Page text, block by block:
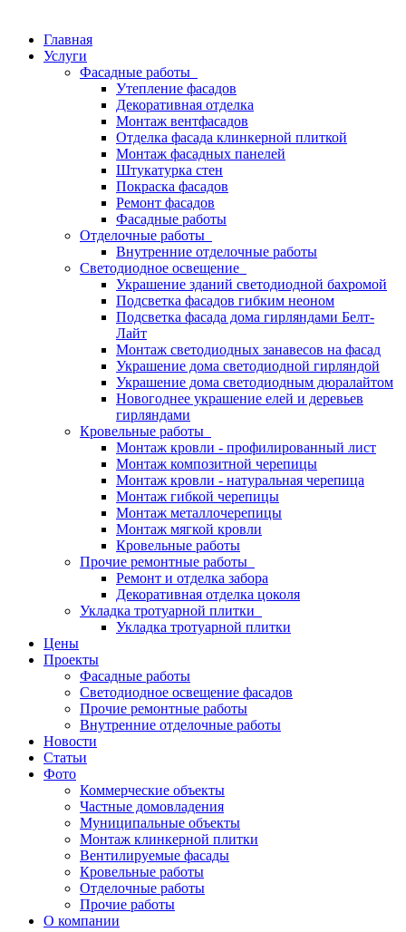
Главная
Услуги
Фасадные работы
Утепление фасадов
Декоративная отделка
Монтаж вентфасадов
Отделка фасада клинкерной плиткой
Монтаж фасадных панелей
Штукатурка стен
Покраска фасадов
Ремонт фасадов
Фасадные работы
Отделочные работы
Внутренние отделочные работы
Светодиодное освещение
Украшение зданий светодиодной бахромой
Подсветка фасадов гибким неоном
Подсветка фасада дома гирляндами Белт-
Лайт
Монтаж светодиодных занавесов на фасад
Украшение дома светодиодной гирляндой
Украшение дома светодиодным дюралайтом
Новогоднее украшение елей и деревьев
гирляндами
Кровельные работы
Монтаж кровли - профилированный лист
Монтаж композитной черепицы
Монтаж кровли - натуральная черепица
Монтаж гибкой черепицы
Монтаж металлочерепицы
Монтаж мягкой кровли
Кровельные работы
Прочие ремонтные работы
Ремонт и отделка забора
Декоративная отделка цоколя
Укладка тротуарной плитки
Укладка тротуарной плитки
Цены
Проекты
Фасадные работы
Светодиодное освещение фасадов
Прочие ремонтные работы
Внутренние отделочные работы
Новости
Статьи
Фото
Коммерческие объекты
Частные домовладения
Муниципальные объекты
Монтаж клинкерной плитки
Вентилируемые фасады
Кровельные работы
Отделочные работы
Прочие работы
О компании